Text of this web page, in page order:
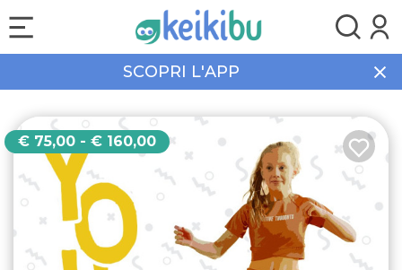
SCOPRI L'APP
Centro Asteria
€ 75,00 - € 160,00